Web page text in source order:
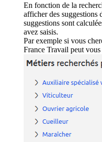
En fonction de la
afficher des suggestions
suggestions sont
avez saisis.
Par exemple si vous
France Travail peut vous